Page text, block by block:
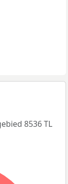
8536 TL